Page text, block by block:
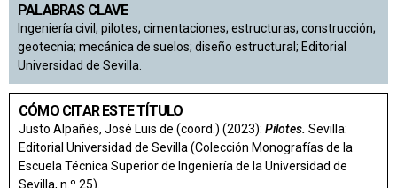
PALABRAS CLAVE
Ingeniería civil; pilotes; cimentaciones; estructuras; construcción;
geotecnia; mecánica de suelos; diseño estructural; Editorial
Universidad de Sevilla.
CÓMO CITAR ESTE TÍTULO
Justo Alpañés, José Luis de (coord.) (2023): Pilotes. Sevilla:
Editorial Universidad de Sevilla (Colección Monografías de la
Escuela Técnica Superior de Ingeniería de la Universidad de
Sevilla, n.º 25).